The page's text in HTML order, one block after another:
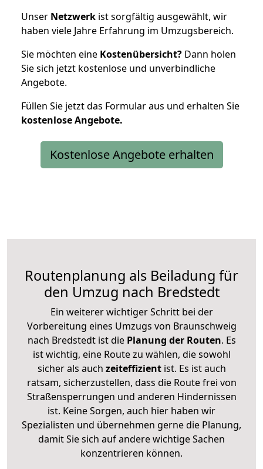
Unser Netzwerk ist sorgfältig ausgewählt, wir
haben viele Jahre Erfahrung im Umzugsbereich.
Sie möchten eine Kostenübersicht? Dann holen
Sie sich jetzt kostenlose und unverbindliche
Angebote.
Füllen Sie jetzt das Formular aus und erhalten Sie
kostenloseAngebote.
Kostenlose Angebote erhalten
Routenplanung als Beiladung für
den Umzug nach Bredstedt
Ein weiterer wichtiger Schritt bei der
Vorbereitung eines Umzugs von Braunschweig
nach Bredstedt ist diePlanung der Routen. Es
ist wichtig, eine Route zu wählen, die sowohl
sicher als auch zeiteffizientist. Es ist auch
ratsam, sicherzustellen, dass die Route frei von
Straßensperrungen und anderen Hindernissen
ist. Keine Sorgen, auch hier haben wir
Spezialisten und übernehmen gerne die Planung,
damit Sie sich auf andere wichtige Sachen
konzentrieren können.